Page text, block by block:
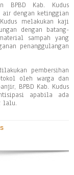
BPBD Kab. Kudus
air dengan ketinggian
melakukan kaji
dengan batang-
sampah yang
penanggulangan
pembersihan
oleh warga dan
BPBD Kab. Kudus
apabila ada
lalu.